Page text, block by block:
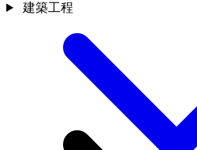
建築工程